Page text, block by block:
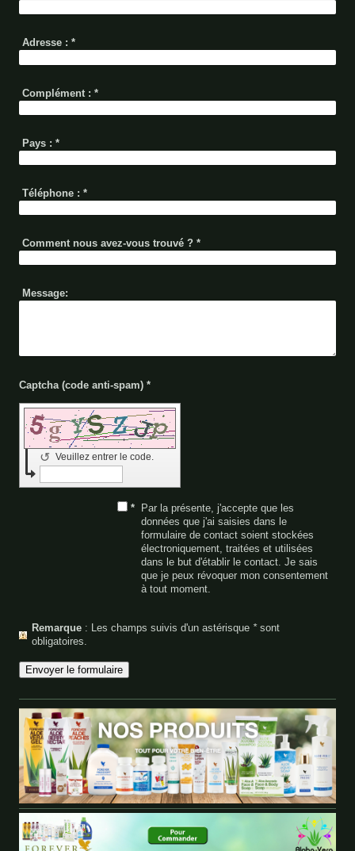
Adresse : *
Complément : *
Pays : *
Téléphone : *
Comment nous avez-vous trouvé ? *
Message:
Captcha (code anti-spam) *
Veuillez entrer le code.
↺
*
Par la présente, j'accepte que les
données que j'ai saisies dans le
formulaire de contact soient stockées
électroniquement, traitées et utilisées
dans le but d'établir le contact. Je sais
que je peux révoquer mon consentement
à tout moment.
Remarque : Les champs suivis d'un astérisque *sont
obligatoires.